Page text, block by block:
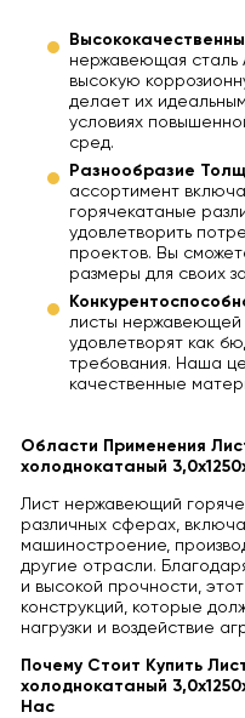
нержавеющая сталь
высокую
делает их
условиях
сред.
Разнообразие
ассортимент
горячекатаные
удовлетворить
проектов. Вы
размеры для своих
листы нержавеющей
удовлетворят как
требования. Наша
качественные
Области Применения
холоднокатаный
Лист нержавеющий
различных сферах,
машиностроение,
другие отрасли.
и высокой прочности,
конструкций, которые
нагрузки и воздействие
Почему Стоит Купить
холоднокатаный
Нас